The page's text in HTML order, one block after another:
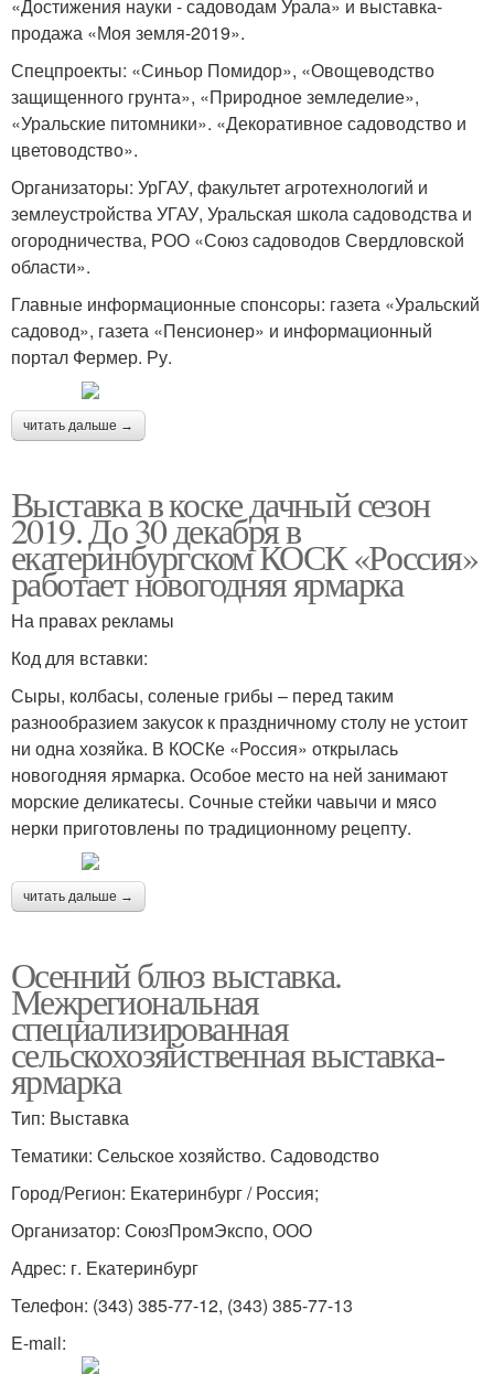
«Достижения науки - садоводам Урала» и выставка-
продажа «Моя земля-2019».
Спецпроекты: «Синьор Помидор», «Овощеводство
защищенного грунта», «Природное земледелие»,
«Уральские питомники». «Декоративное садоводство и
цветоводство».
Организаторы: УрГАУ, факультет агротехнологий и
землеустройства УГАУ, Уральская школа садоводства и
огородничества, РОО «Союз садоводов Свердловской
области».
Главные информационные спонсоры: газета «Уральский
садовод», газета «Пенсионер» и информационный
портал Фермер. Ру.
читать дальше →
Выставка в коске дачный сезон
2019. До 30 декабря в
екатеринбургском КОСК «Россия»
работает новогодняя ярмарка
На правах рекламы
Код для вставки:
Сыры, колбасы, соленые грибы – перед таким
разнообразием закусок к праздничному столу не устоит
ни одна хозяйка. В КОСКе «Россия» открылась
новогодняя ярмарка. Особое место на ней занимают
морские деликатесы. Сочные стейки чавычи и мясо
нерки приготовлены по традиционному рецепту.
читать дальше →
Осенний блюз выставка.
Межрегиональная
специализированная
сельскохозяйственная выставка-
ярмарка
Тип: Выставка
Тематики: Сельское хозяйство. Садоводство
Город/Регион: Екатеринбург / Россия;
Организатор: СоюзПромЭкспо, ООО
Адрес: г. Екатеринбург
Телефон: (343) 385-77-12, (343) 385-77-13
E-mail: